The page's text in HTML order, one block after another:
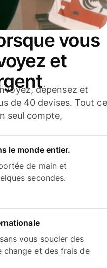
vous
et
dépensez et
de 40 devises. Tout ce
seul compte,
le monde entier.
de main et
secondes.
vous soucier des
change et des frais de